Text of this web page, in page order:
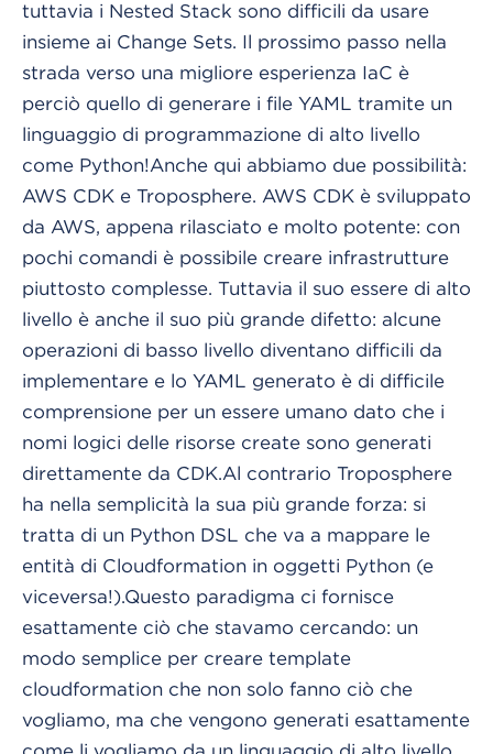
tuttavia i Nested Stack sono difficili da usare
insieme ai Change Sets. Il prossimo passo nella
strada verso una migliore esperienza IaC è
perciò quello di generare i file YAML tramite un
linguaggio di programmazione di alto livello
come Python!Anche qui abbiamo due possibilità:
AWS CDK e Troposphere. AWS CDK è sviluppato
da AWS, appena rilasciato e molto potente: con
pochi comandi è possibile creare infrastrutture
piuttosto complesse. Tuttavia il suo essere di alto
livello è anche il suo più grande difetto: alcune
operazioni di basso livello diventano difficili da
implementare e lo YAML generato è di difficile
comprensione per un essere umano dato che i
nomi logici delle risorse create sono generati
direttamente da CDK.Al contrario Troposphere
ha nella semplicità la sua più grande forza: si
tratta di un Python DSL che va a mappare le
entità di Cloudformation in oggetti Python (e
viceversa!).Questo paradigma ci fornisce
esattamente ciò che stavamo cercando: un
modo semplice per creare template
cloudformation che non solo fanno ciò che
vogliamo, ma che vengono generati esattamente